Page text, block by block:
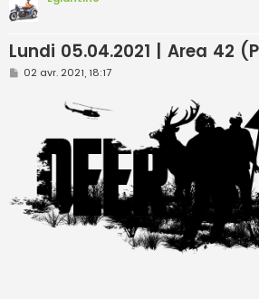
Lundi 05.04.2021 | Area 42
M
02 avr. 2021, 18:17